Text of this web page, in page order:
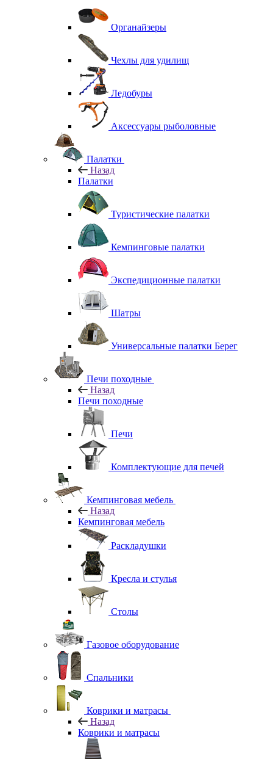
Органайзеры
Чехлы для удилищ
Ледобуры
Аксессуары рыболовные
Палатки
Назад
Палатки
Туристические палатки
Кемпинговые палатки
Экспедиционные палатки
Шатры
Универсальные палатки Берег
Печи походные
Назад
Печи походные
Печи
Комплектующие для печей
Кемпинговая мебель
Назад
Кемпинговая мебель
Раскладушки
Кресла и стулья
Столы
Газовое оборудование
Спальники
Коврики и матрасы
Назад
Коврики и матрасы